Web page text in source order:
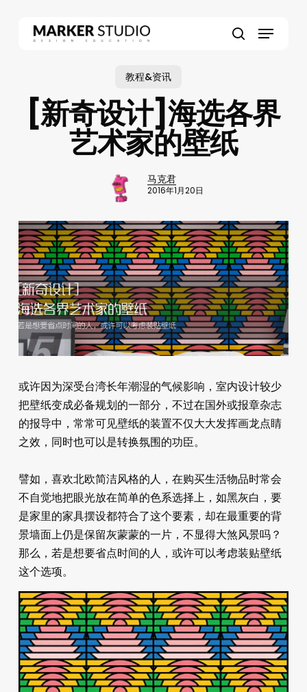
Menu
教程&资讯
[新奇设计]海选各界
艺术家的壁纸
马克君
2016年1月20日
或许因为深受台湾长年潮湿的气候影响，室内设计较少
把壁纸变成必备规划的一部分，不过在国外或报章杂志
的报导中，常常可见壁纸的装置不仅大大发挥画龙点睛
之效，同时也可以是转换氛围的功臣。
譬如，喜欢北欧简洁风格的人，在购买生活物品时常会
不自觉地把眼光放在简单的色系选择上，如黑灰白，要
是家里的家具摆设都符合了这个要素，却在最重要的背
景墙面上仍是保留灰蒙蒙的一片，不显得大煞风景吗？
那么，若是想要省点时间的人，或许可以考虑装贴壁纸
这个选项。